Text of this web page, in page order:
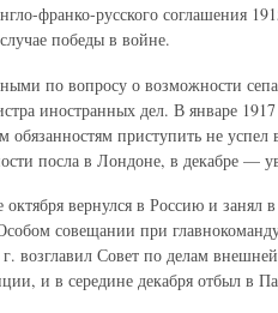
франко-русского соглашения
победы в войне.
по вопросу о возможности
иностранных дел. В январе
приступить не успел
посла в Лондоне, в декабре —
вернулся в Россию и занял
совещании при
Совет по делам
и в середине декабря отбыл в